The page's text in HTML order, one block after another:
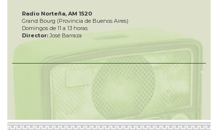
Radio Norteña, AM 1520
Grand Bourg (Provincia de Buenos Aires)
Domingos de 11 a 13 horas
Director:José Barraza